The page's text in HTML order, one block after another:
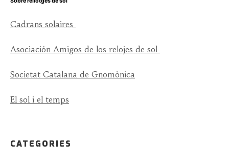
Cadrans solaires
Asociación Amigos de los relojes de sol
Societat Catalana de Gnomònica
El sol i el temps
CATEGORIES